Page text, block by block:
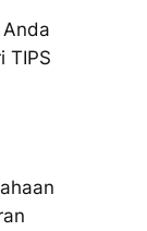
TIPS